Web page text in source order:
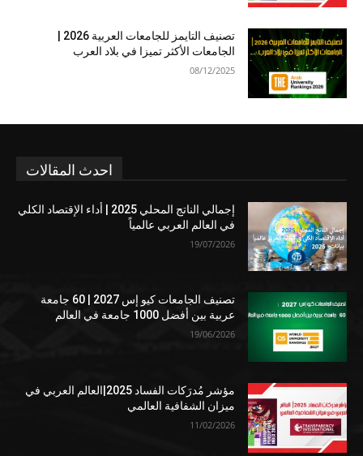
الجامعات الأكثر تميزا في بلاد العرب
08/12/2025
احدث المقالات
إجمالي الناتج المحلي 2025 | أداء الإقتصاد الكلي
في العالم العربي عالمياً
19/07/2026
تصنيف الجامعات كيو إس 2027 | 60 جامعة
عربية بين أفضل 1000 جامعة في العالم
19/06/2026
مؤشر مُدرَكات الفساد 2025|العالم العربي في
ميزان الشفافية العالمي
11/02/2026